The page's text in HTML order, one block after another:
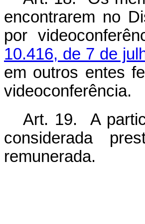
encontrarem no
por
10.416, de 7 de
em outros entes
videoconferência.
Art. 19. A
considerada
remunerada.